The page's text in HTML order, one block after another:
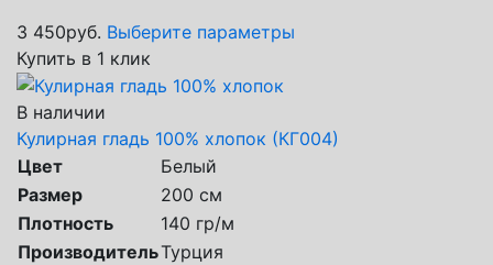
3 450руб. Выберите параметры
Купить в 1 клик
В наличии
Кулирная гладь 100% хлопок (КГ004)
Цвет
Белый
Размер
200 см
Плотность
140 гр/м
ПроизводительТурция